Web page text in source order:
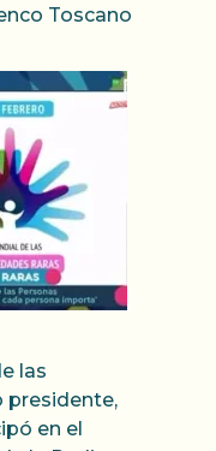
Toscano
las
presidente,
en el